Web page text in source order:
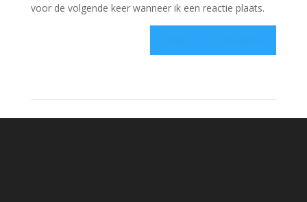
voor de volgende keer wanneer ik een reactie plaats.